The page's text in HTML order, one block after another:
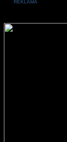
REKLAMA